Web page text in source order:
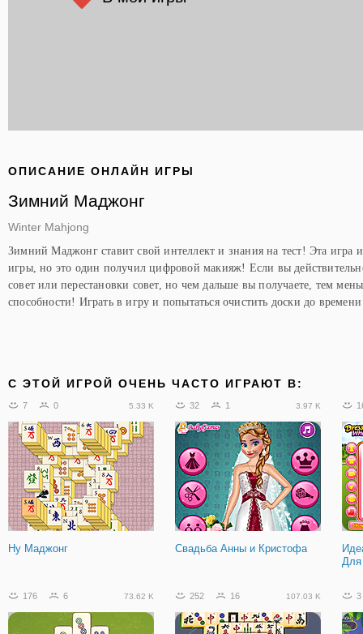
ОПИСАНИЕ ОНЛАЙН ИГРЫ
Зимний Маджонг
Winter Mahjong
Зимний Маджонг ставит свой интеллект и знания на тест! Эта игра
игры, но это один получил цифровой макияж! Если вы
совет или перестановки совет, но чем дальше вы получаете, тем
способности! Играть в игру и попытаться очистить доски до
C ЭТОЙ ИГРОЙ ОЧЕНЬ ЧАСТО ИГРАЮТ В:
7 0 5.33 K
Ну Маджонг
32 1 3.97 K
Свадьба Анны и Кристофа
176 6 73.62 K 252 16 107.03 K 3